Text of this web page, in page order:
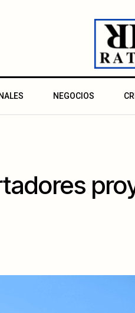
NEGOCIOS